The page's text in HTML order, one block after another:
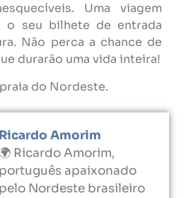
Uma viagem
o seu bilhete de entrada
Não perca a chance de
durarão uma vida inteira!
do Nordeste.
Ricardo Amorim
🌍 Ricardo Amorim,
português apaixonado
pelo Nordeste brasileiro